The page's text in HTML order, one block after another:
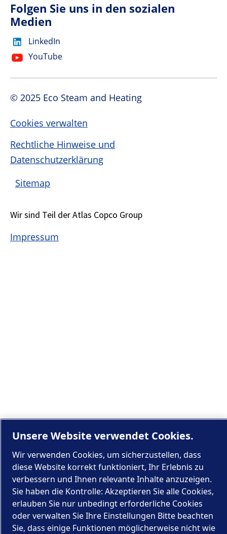
Folgen Sie uns in den sozialen
Medien
LinkedIn
YouTube
© 2025 Eco Steam and Heating
Cookies verwalten
Rechtliche Hinweise und
Datenschutzerklärung
Sitemap
Wir sind Teil der Atlas Copco Group
Impressum
Unsere Website verwendet Cookies.
Wir verwenden Cookies, um sicherzustellen, dass
diese Website korrekt funktioniert, Ihr Erlebnis zu
verbessern und Ihnen relevante Inhalte anzuzeigen.
Sie haben die Kontrolle: Akzeptieren Sie alle Cookies,
erlauben Sie nur unbedingt erforderliche Cookies
oder verwalten Sie Ihre Einstellungen Bitte beachten
Sie, dass einige Funktionen möglicherweise nicht wie